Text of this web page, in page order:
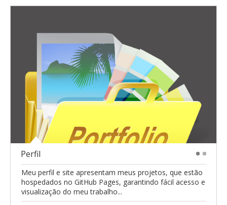
Perfil
Meu perfil e site apresentam meus projetos, que estão
hospedados no GitHub Pages, garantindo fácil acesso e
visualização do meu trabalho...